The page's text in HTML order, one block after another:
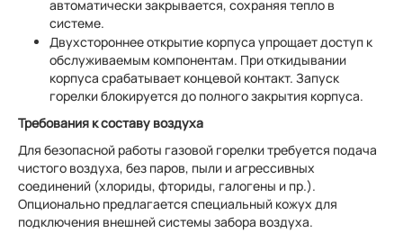
автоматически закрывается, сохраняя тепло в
системе.
Двухстороннее открытие корпуса упрощает доступ к
обслуживаемым компонентам. При откидывании
корпуса срабатывает концевой контакт. Запуск
горелки блокируется до полного закрытия корпуса.
Требования к составу воздуха
Для безопасной работы газовой горелки требуется подача
чистого воздуха, без паров, пыли и агрессивных
соединений (хлориды, фториды, галогены и пр.).
Опционально предлагается специальный кожух для
подключения внешней системы забора воздуха.